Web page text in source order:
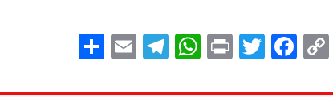
C
F
T
P
W
Te
E